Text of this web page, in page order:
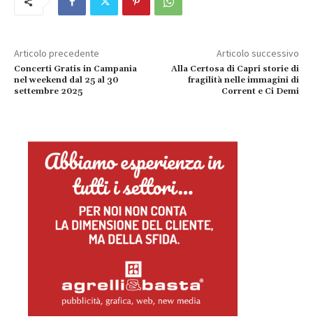
Articolo precedente
Concerti Gratis in Campania
nel weekend dal 25 al 30
settembre 2025
Articolo successivo
Alla Certosa di Capri storie di
fragilità nelle immagini di
Corrent e Ci Demi